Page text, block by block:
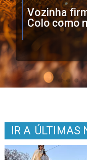
O'Higgins
Boca
IR A ÚLTIMAS